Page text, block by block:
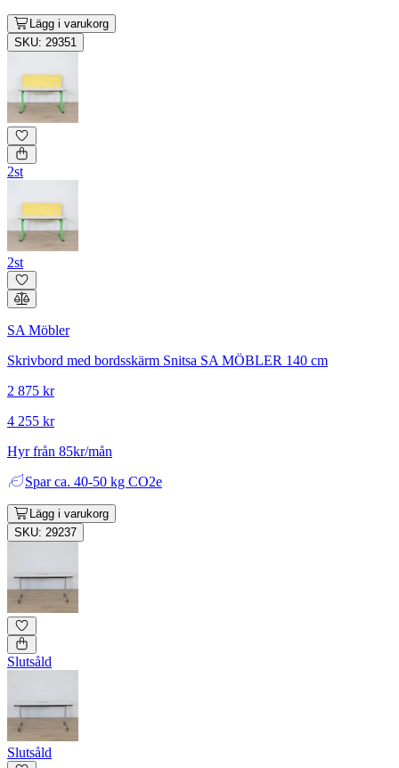
Lägg i varukorg
SKU: 29351
2st
2st
SA Möbler
Skrivbord med bordsskärm Snitsa SA MÖBLER 140 cm
2 875 kr
4 255 kr
Hyr från 85kr/mån
Spar ca. 40-50 kg CO2e
Lägg i varukorg
SKU: 29237
Slutsåld
Slutsåld